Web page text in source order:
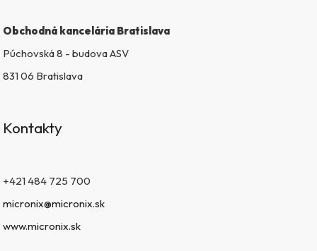
Obchodná kancelária Bratislava
Púchovská 8 - budova ASV
831 06 Bratislava
Kontakty
+421 484 725 700
micronix@micronix.sk
www.micronix.sk